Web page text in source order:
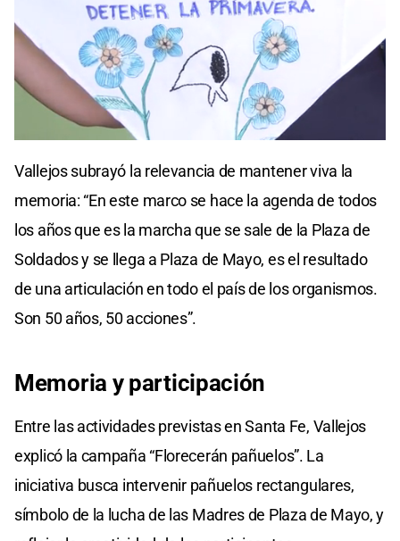
Vallejos subrayó la relevancia de mantener viva la
memoria: “En este marco se hace la agenda de todos
los años que es la marcha que se sale de la Plaza de
Soldados y se llega a Plaza de Mayo, es el resultado
de una articulación en todo el país de los organismos.
Son 50 años, 50 acciones”.
Memoria y participación
Entre las actividades previstas en Santa Fe, Vallejos
explicó la campaña “Florecerán pañuelos”. La
iniciativa busca intervenir pañuelos rectangulares,
símbolo de la lucha de las Madres de Plaza de Mayo, y